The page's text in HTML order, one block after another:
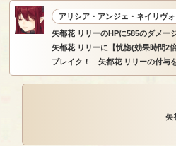
アリシア・アンジェ・ネイリヴ
矢都花 リリーのHPに585のダメー
矢都花 リリーに【恍惚(効果時間2
ブレイク！ 矢都花 リリーの付与
矢